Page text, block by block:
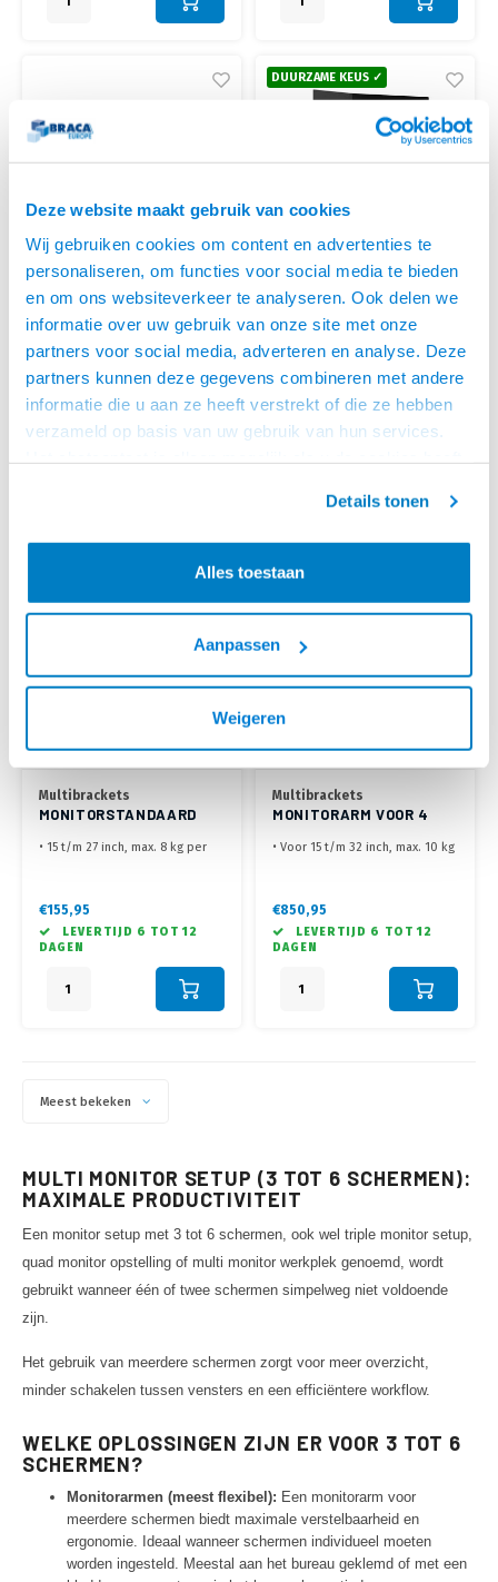
Deze website maakt gebruik van cookies
Wij gebruiken cookies om content en advertenties te
personaliseren, om functies voor social media te bieden
en om ons websiteverkeer te analyseren. Ook delen we
informatie over uw gebruik van onze site met onze
partners voor social media, adverteren en analyse. Deze
partners kunnen deze gegevens combineren met andere
informatie die u aan ze heeft verstrekt of die ze hebben
verzameld op basis van uw gebruik van hun services.
Details tonen
Alles toestaan
Aanpassen
Weigeren
Multibrackets
MONITORARM VOOR 4
SCHERMEN ZWART
• Voor 15 t/m 32 inch, max. 10 kg
per scherm
• Flexibele monitor arm voor 4
schermen
• Met bladklem en
€799,95
LEVERTIJD 6 TOT 12
DUURZAME KEUS ✓
Dataflex
MONITORARM VIEWMATE
• 21 t/m 32 inch, max. 15 kg per
• Geleverd met bladklem en
bladdoorvoer
€419,95
VOOR 11:30 BESTELD,
Multibrackets
MONITORSTANDAARD
TRIPPLE
• 15 t/m 27 inch, max. 8 kg per
mm
opstelling
€155,95
LEVERTIJD 6 TOT 12
DAGEN
Multibrackets
MONITORARM VOOR 4
• Voor 15 t/m 32 inch, max. 10 kg
schermen
bladdoorvoer
€850,95
LEVERTIJD 6 TOT 12
DAGEN
Meest bekeken
MULTI MONITOR SETUP (3 TOT 6 SCHERMEN):
MAXIMALE PRODUCTIVITEIT
Een monitor setup met 3 tot 6 schermen, ook wel triple monitor setup,
quad monitor opstelling of multi monitor werkplek genoemd, wordt
gebruikt wanneer één of twee schermen simpelweg niet voldoende
zijn.
Het gebruik van meerdere schermen zorgt voor meer overzicht,
minder schakelen tussen vensters en een efficiëntere workflow.
WELKE OPLOSSINGEN ZIJN ER VOOR 3 TOT 6
SCHERMEN?
Monitorarmen (meest flexibel): Een monitorarm voor
meerdere schermen biedt maximale verstelbaarheid en
ergonomie. Ideaal wanneer schermen individueel moeten
worden ingesteld. Meestal aan het bureau geklemd of met een